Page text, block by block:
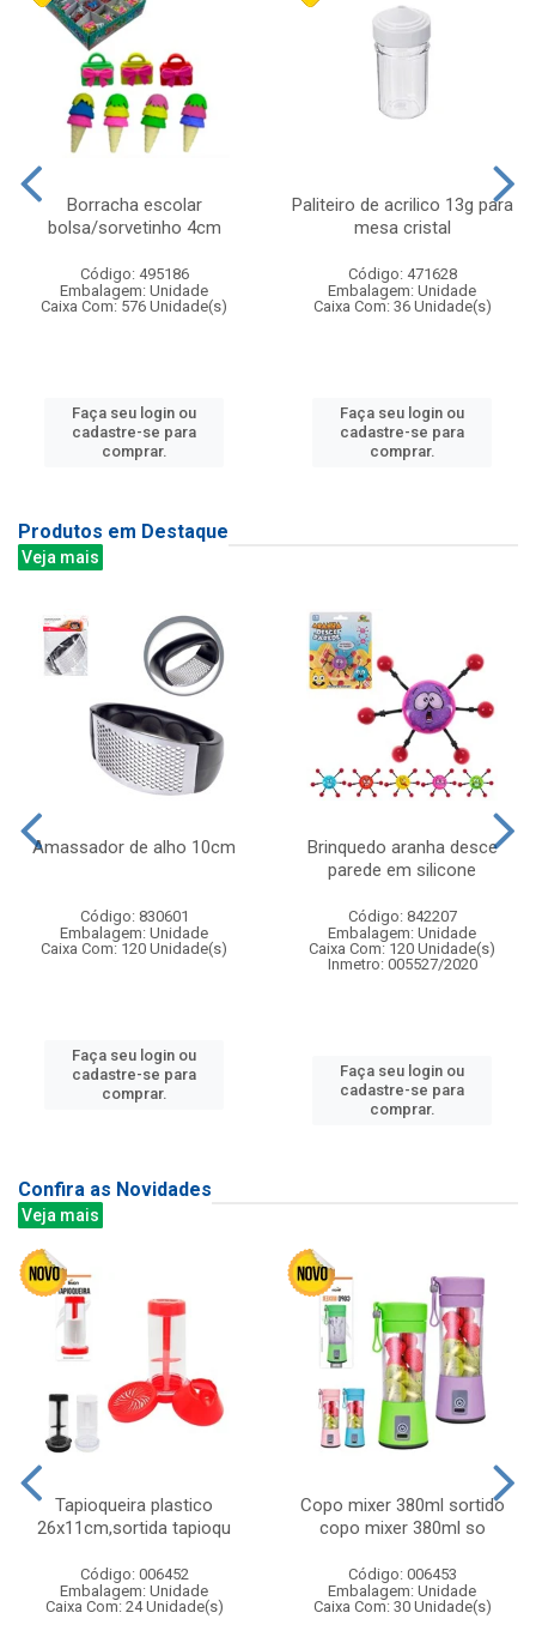
Borracha escolar
bolsa/sorvetinho 4cm
Código: 495186
Embalagem: Unidade
Caixa Com: 576 Unidade(s)
Faça seu login ou
cadastre-se para
comprar.
Paliteiro de acrilico 13g para
mesa cristal
Código: 471628
Embalagem: Unidade
Caixa Com: 36 Unidade(s)
Faça seu login ou
cadastre-se para
comprar.
Produtos em Destaque
Veja mais
Amassador de alho 10cm
Código: 830601
Embalagem: Unidade
Caixa Com: 120 Unidade(s)
Faça seu login ou
cadastre-se para
comprar.
Brinquedo aranha desce
parede em silicone
Código: 842207
Embalagem: Unidade
Caixa Com: 120 Unidade(s)
Inmetro: 005527/2020
Faça seu login ou
cadastre-se para
comprar.
Confira as Novidades
Veja mais
Tapioqueira plastico
26x11cm,sortida tapioqu
Código: 006452
Embalagem: Unidade
Caixa Com: 24 Unidade(s)
Copo mixer 380ml sortido
copo mixer 380ml so
Código: 006453
Embalagem: Unidade
Caixa Com: 30 Unidade(s)